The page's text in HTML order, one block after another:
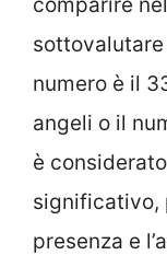
comparire
numero è il
angeli o il
è
significativo,
presenza e